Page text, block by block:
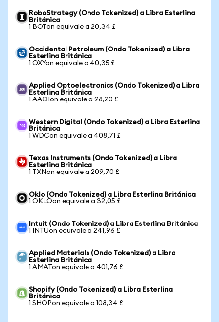
RoboStrategy (Ondo Tokenized) a Libra Esterlina
Británica
1 BOTon equivale a 20,34 £
Occidental Petroleum (Ondo Tokenized) a Libra
Esterlina Británica
1 OXYon equivale a 40,35 £
Applied Optoelectronics (Ondo Tokenized) a Libra
Esterlina Británica
1 AAOIon equivale a 98,20 £
Western Digital (Ondo Tokenized) a Libra Esterlina
Británica
1 WDCon equivale a 408,71 £
Texas Instruments (Ondo Tokenized) a Libra
Esterlina Británica
1 TXNon equivale a 209,70 £
Oklo (Ondo Tokenized) a Libra Esterlina Británica
1 OKLOon equivale a 32,05 £
Intuit (Ondo Tokenized) a Libra Esterlina Británica
1 INTUon equivale a 241,96 £
Applied Materials (Ondo Tokenized) a Libra
Esterlina Británica
1 AMATon equivale a 401,76 £
Shopify (Ondo Tokenized) a Libra Esterlina
Británica
1 SHOPon equivale a 108,34 £